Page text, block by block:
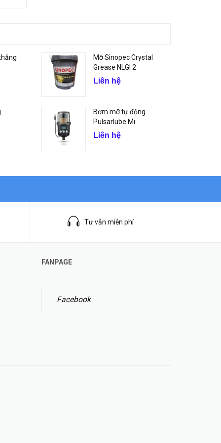
Mỡ Sinopec Crystal
Grease NLGI 2
Liên hệ
Bơm mỡ tự động
Pulsarlube Mi
Liên hệ
Tư vẫn miễn phí
FANPAGE
Facebook